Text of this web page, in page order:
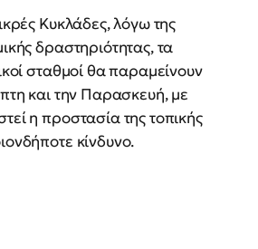
Κυκλάδες, λόγω της
δραστηριότητας, τα
σταθμοί θα παραμείνουν
και την Παρασκευή, με
η προστασία της τοπικής
κίνδυνο.